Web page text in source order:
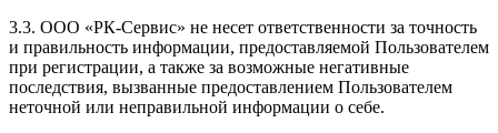
3.3. ООО «РК-Сервис» не несет ответственности за точность
и правильность информации, предоставляемой Пользователем
при регистрации, а также за возможные негативные
последствия, вызванные предоставлением Пользователем
неточной или неправильной информации о себе.